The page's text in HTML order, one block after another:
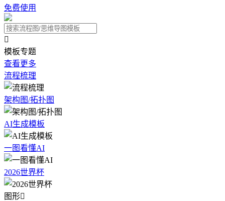
免费使用

模板专题
查看更多
流程梳理
架构图/拓扑图
AI生成模板
一图看懂AI
2026世界杯
图形